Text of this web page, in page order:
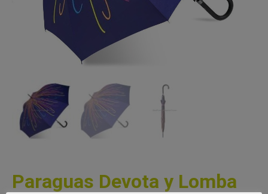
Paraguas Devota y Lomba